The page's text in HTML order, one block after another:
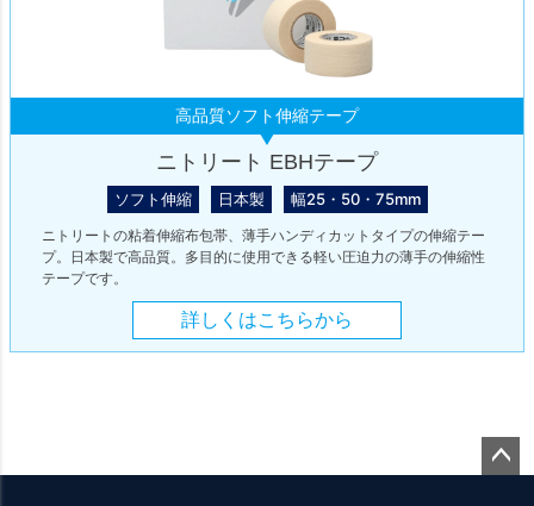
高品質ソフト伸縮テープ
ニトリート EBHテープ
ソフト伸縮 日本製 幅25・50・75mm
ニトリートの粘着伸縮布包帯、薄手ハンディカットタイプの伸縮テー
プ。日本製で高品質。多目的に使用できる軽い圧迫力の薄手の伸縮性
テープです。
詳しくはこちらから